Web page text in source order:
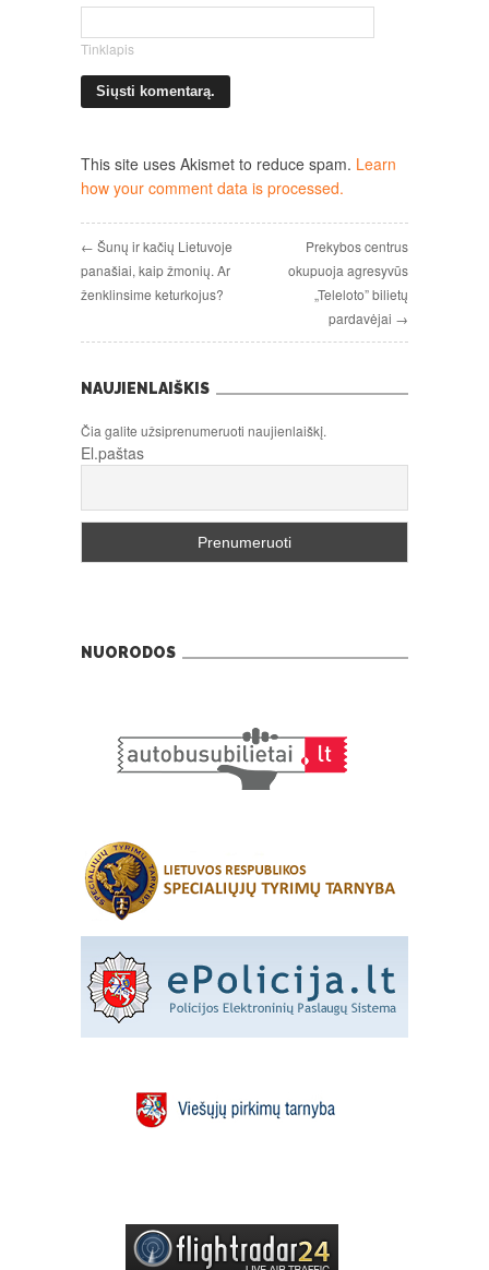
Tinklapis
This site uses Akismet to reduce spam. Learn
how your comment data is processed.
← Šunų ir kačių Lietuvoje
panašiai, kaip žmonių. Ar
ženklinsime keturkojus?
Prekybos centrus
okupuoja agresyvūs
„Teleloto” bilietų
pardavėjai →
NAUJIENLAIŠKIS
Čia galite užsiprenumeruoti naujienlaiškį.
El.paštas
NUORODOS